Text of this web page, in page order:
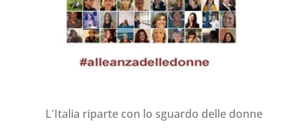
L'Italia riparte con lo sguardo delle donne